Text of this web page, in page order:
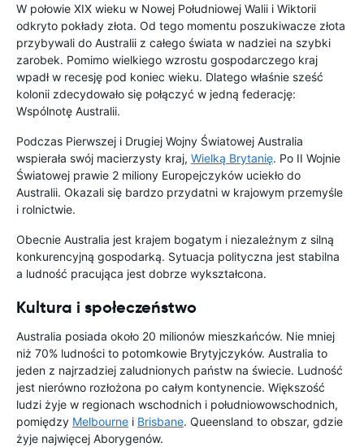
W połowie XIX wieku w Nowej Południowej Walii i Wiktorii
odkryto pokłady złota. Od tego momentu poszukiwacze złota
przybywali do Australii z całego świata w nadziei na szybki
zarobek. Pomimo wielkiego wzrostu gospodarczego kraj
wpadł w recesję pod koniec wieku. Dlatego właśnie sześć
kolonii zdecydowało się połączyć w jedną federację:
Wspólnotę Australii.
Podczas Pierwszej i Drugiej Wojny Światowej Australia
wspierała swój macierzysty kraj, Wielką Brytanię. Po II Wojnie
Światowej prawie 2 miliony Europejczyków uciekło do
Australii. Okazali się bardzo przydatni w krajowym przemyśle
i rolnictwie.
Obecnie Australia jest krajem bogatym i niezależnym z silną
konkurencyjną gospodarką. Sytuacja polityczna jest stabilna
a ludność pracująca jest dobrze wykształcona.
Kultura i społeczeństwo
Australia posiada około 20 milionów mieszkańców. Nie mniej
niż 70% ludności to potomkowie Brytyjczyków. Australia to
jeden z najrzadziej zaludnionych państw na świecie. Ludność
jest nierówno rozłożona po całym kontynencie. Większość
ludzi żyje w regionach wschodnich i południowowschodnich,
pomiędzy Melbourne i Brisbane. Queensland to obszar, gdzie
żyje najwięcej Aborygenów.